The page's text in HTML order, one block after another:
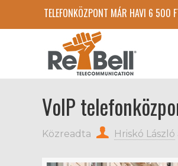
TELEFONKÖZPONT MÁR HAVI 6 500
VoIP
Közreadta Hriskó László